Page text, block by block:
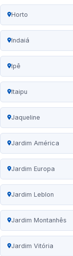
Horto
Indaiá
Ipê
Itaipu
Jaqueline
Jardim América
Jardim Europa
Jardim Leblon
Jardim Montanhês
Jardim Vitória